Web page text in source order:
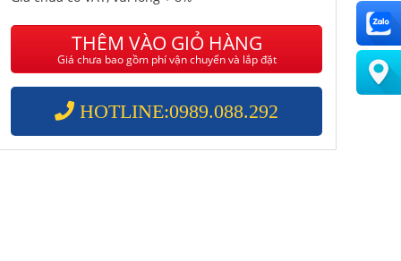
THÊM VÀO GIỎ HÀNG
Giá chưa bao gồm phí vận chuyển và lắp đặt
HOTLINE:0989.088.292